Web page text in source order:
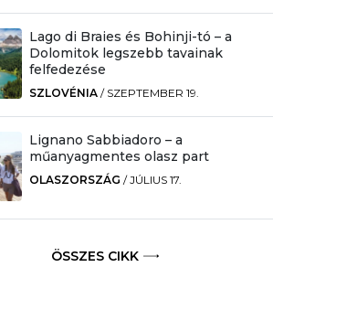
Lago di Braies és Bohinji-tó – a
Dolomitok legszebb tavainak
felfedezése
SZLOVÉNIA / SZEPTEMBER 19.
Lignano Sabbiadoro – a
műanyagmentes olasz part
OLASZORSZÁG /JÚLIUS 17.
ÖSSZES CIKK